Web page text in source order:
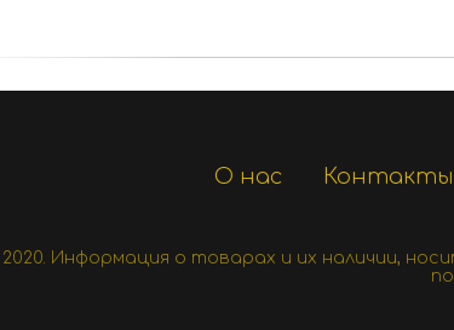
О нас Контакты
Информация о товарах и их наличии,